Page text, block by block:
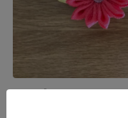
ヘアピン